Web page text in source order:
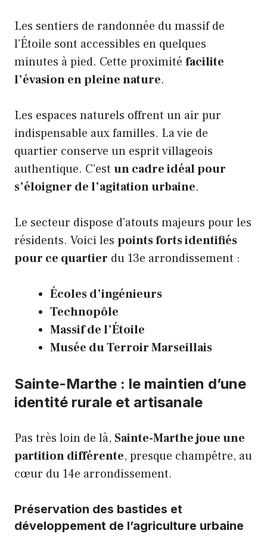
Les sentiers de randonnée du massif de
l’Étoile sont accessibles en quelques
minutes à pied. Cette proximité facilite
l’évasion en pleine nature.
Les espaces naturels offrent un air pur
indispensable aux familles. La vie de
quartier conserve un esprit villageois
authentique. C’est un cadre idéal pour
s’éloigner de l’agitation urbaine.
Le secteur dispose d’atouts majeurs pour les
résidents. Voici les points forts identifiés
pour ce quartier du 13e arrondissement :
Écoles d’ingénieurs
Technopôle
Massif de l’Étoile
Musée du Terroir Marseillais
Sainte-Marthe : le maintien d’une
identité rurale et artisanale
Pas très loin de là, Sainte-Marthe joue une
partition différente, presque champêtre, au
cœur du 14e arrondissement.
Préservation des bastides et
développement de l’agriculture urbaine